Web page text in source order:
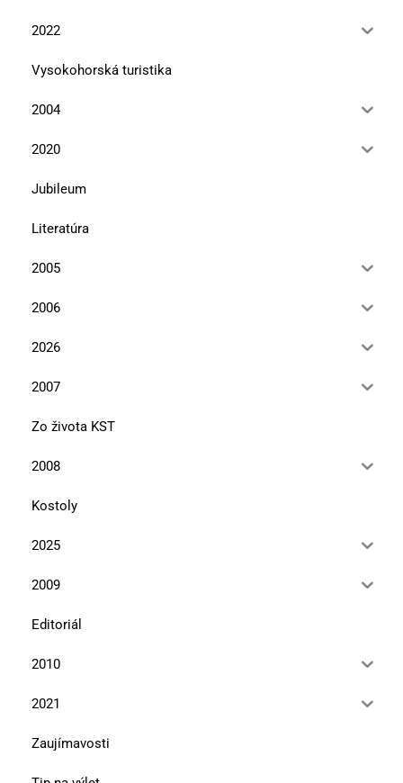
2022
Vysokohorská turistika
2004
2020
Jubileum
Literatúra
2005
2006
2026
2007
Zo života KST
2008
Kostoly
2025
2009
Editoriál
2010
2021
Zaujímavosti